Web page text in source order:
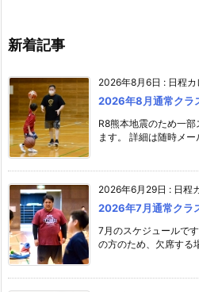
新着記事
2026年8月6日 : 日程
2026年8月通常クラ
R8熊本地震のため一
ます。 詳細は随時メー
2026年6月29日 : 日程
2026年7月通常クラ
7月のスケジュールで
の方のため、欠席する